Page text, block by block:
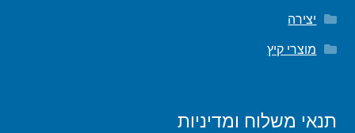
יצירה
מוצרי קיץ
תנאי משלוח ומדיניות